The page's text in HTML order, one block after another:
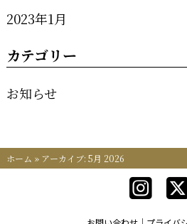
2023年1月
カテゴリー
お知らせ
ホーム » アーカイブ: 5月 2026